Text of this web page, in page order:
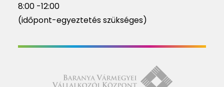
8:00 -12:00
(időpont-egyeztetés szükséges)